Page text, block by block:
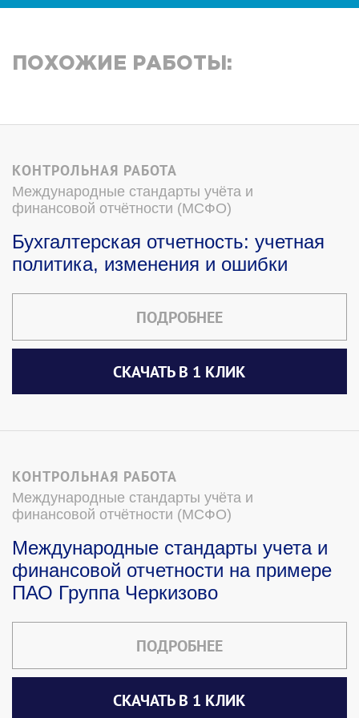
ПОХОЖИЕ РАБОТЫ:
КОНТРОЛЬНАЯ РАБОТА
Международные стандарты учёта и
финансовой отчётности (МСФО)
Бухгалтерская отчетность: учетная
политика, изменения и ошибки
ПОДРОБНЕЕ
СКАЧАТЬ В 1 КЛИК
КОНТРОЛЬНАЯ РАБОТА
Международные стандарты учёта и
финансовой отчётности (МСФО)
Международные стандарты учета и
финансовой отчетности на примере
ПАО Группа Черкизово
ПОДРОБНЕЕ
СКАЧАТЬ В 1 КЛИК